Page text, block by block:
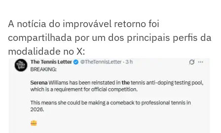
A notícia do improvável retorno foi
compartilhada por um dos principais perfis da
modalidade no X: